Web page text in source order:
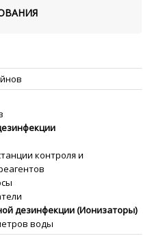
контроля и
дезинфекции (Ионизаторы)
воды